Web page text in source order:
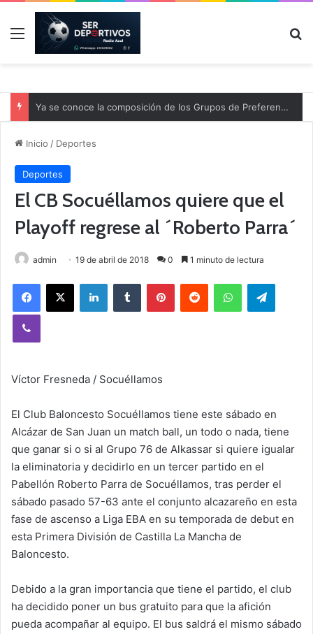
Menú
Ya se conoce la composición de los Grupos de Preferente y el calendario
Inicio / Deportes
Deportes
El CB Socuéllamos quiere que el
Playoff regrese al ´Roberto Parra´
admin 19 de abril de 2018 0 1 minuto de lectura
Víctor Fresneda / Socuéllamos
El Club Baloncesto Socuéllamos tiene este sábado en
Alcázar de San Juan un match ball, un todo o nada, tiene
que ganar si o si al Grupo 76 de Alkassar si quiere igualar
la eliminatoria y decidirlo en un tercer partido en el
Pabellón Roberto Parra de Socuéllamos, tras perder el
sábado pasado 57-63 ante el conjunto alcazareño en esta
fase de ascenso a Liga EBA en su temporada de debut en
esta Primera División de Castilla La Mancha de
Baloncesto.
Debido a la gran importancia que tiene el partido, el club
ha decidido poner un bus gratuito para que la afición
pueda acompañar al equipo. El bus saldrá el mismo sábado